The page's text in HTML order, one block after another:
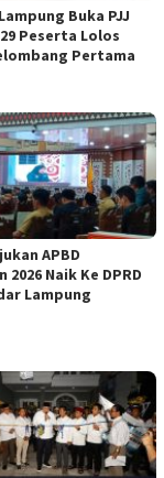
Buka PJJ
29 Peserta Lolos
Pertama
APBD
2026 Naik Ke DPRD
Lampung